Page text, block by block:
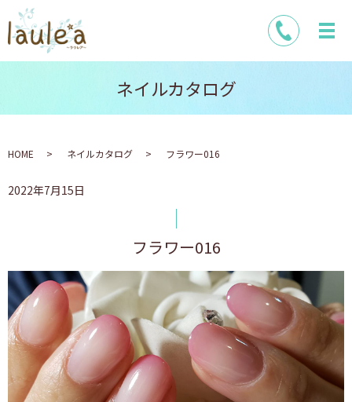
ネイルカタログ
HOME ネイルカタログ フラワー016
2022年7月15日
フラワー016